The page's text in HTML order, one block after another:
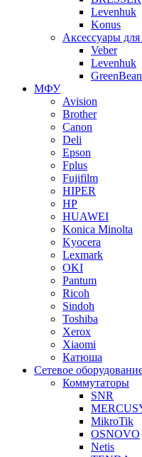
Levenhuk
Konus
Аксессуары
Veber
Levenhuk
GreenBean
МФУ
Avision
Brother
Canon
Deli
Epson
Fplus
Fujifilm
HIPER
HP
HUAWEI
Konica Minolta
Kyocera
Lexmark
OKI
Pantum
Ricoh
Sindoh
Toshiba
Xerox
Xiaomi
Катюша
Сетевое
Коммутаторы
SNR
MikroTik
OSNOVO
Netis